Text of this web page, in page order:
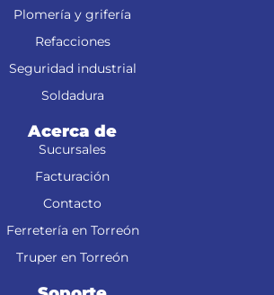
Plomería y grifería
Refacciones
Seguridad industrial
Soldadura
Acerca de
Sucursales
Facturación
Contacto
Ferretería en Torreón
Truper en Torreón